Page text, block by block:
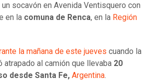
socavón en Avenida Ventisquero con
en la comuna de Renca, en la Región
la mañana de este jueves cuando la
atrapado al camión que llevaba 20
desde Santa Fe, Argentina.